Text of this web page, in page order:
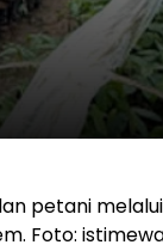
petani
Foto: